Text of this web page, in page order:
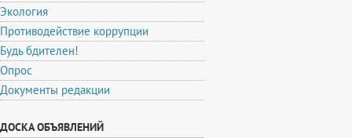
Экология
Противодействие коррупции
Будь бдителен!
Опрос
Документы редакции
ДОСКА ОБЪЯВЛЕНИЙ